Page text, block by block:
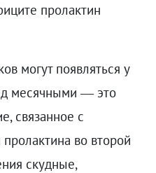
пролактин
могут появляться у
месячными — это
связанное с
во второй
скудные,